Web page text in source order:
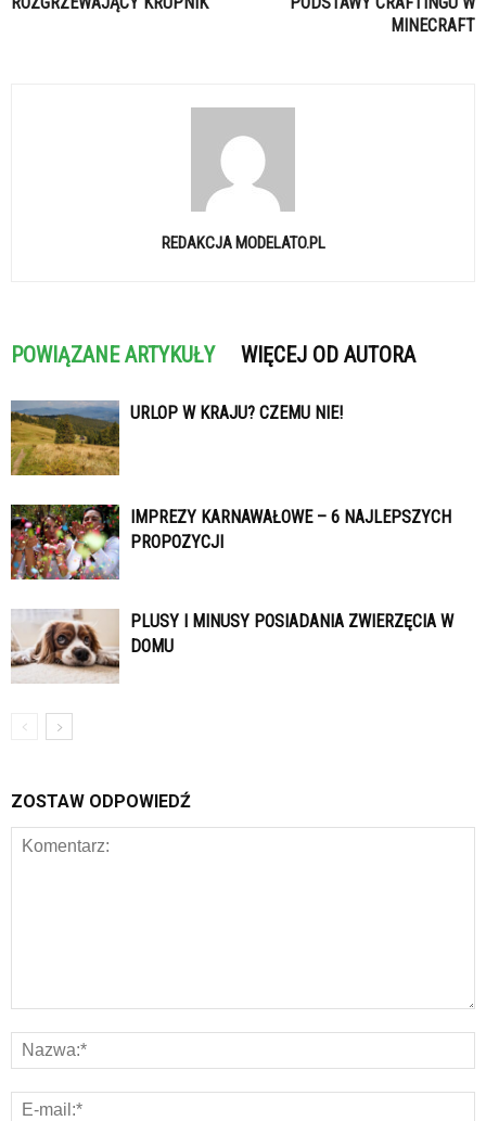
MINECRAFT
REDAKCJA MODELATO.PL
POWIĄZANE ARTYKUŁY WIĘCEJ OD AUTORA
URLOP W KRAJU? CZEMU NIE!
IMPREZY KARNAWAŁOWE – 6 NAJLEPSZYCH
PROPOZYCJI
PLUSY I MINUSY POSIADANIA ZWIERZĘCIA W
DOMU
ZOSTAW ODPOWIEDŹ